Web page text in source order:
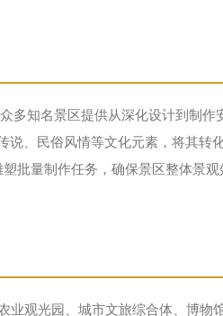
多知名景区提供从深化设计到制作
说、民俗风情等文化元素，将其转
批量制作任务，确保景区整体景
业观光园、城市文旅综合体、博物